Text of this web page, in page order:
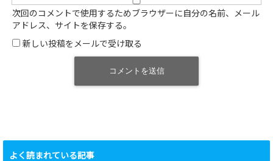
次回のコメントで使用するためブラウザーに自分の名前、メール
アドレス、サイトを保存する。
新しい投稿をメールで受け取る
よく読まれている記事